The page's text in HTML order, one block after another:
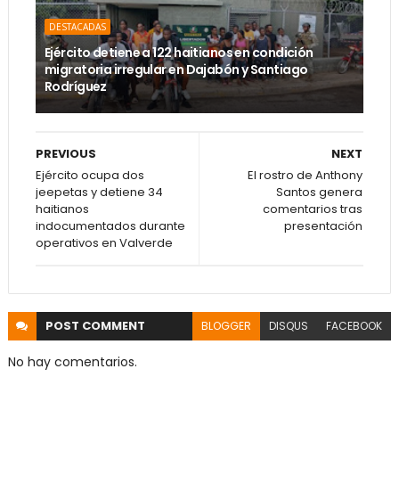
DESTACADAS
Ejército detiene a 122 haitianos en condición
migratoria irregular en Dajabón y Santiago
Rodríguez
NEXT
El rostro de Anthony
Santos genera
comentarios tras
presentación
PREVIOUS
Ejército ocupa dos
jeepetas y detiene 34
haitianos
indocumentados durante
operativos en Valverde
POST COMMENT BLOGGER DISQUS FACEBOOK
No hay comentarios.